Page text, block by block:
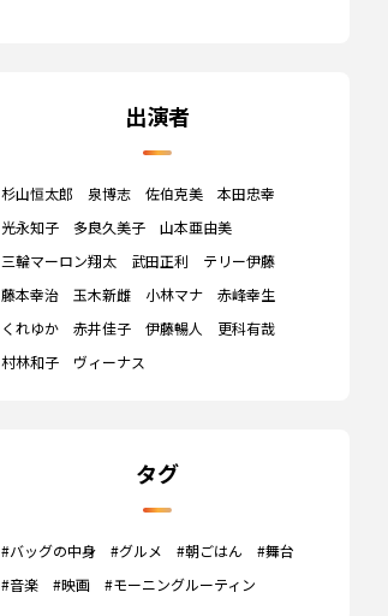
出演者
杉山恒太郎 泉博志 佐伯克美
本田忠幸
光永知子
多良久美子
山本亜由美
三輪マーロン翔太
武田正利
テリー伊藤
藤本幸治
玉木新雌 小林マナ
赤峰幸生
くれゆか
赤井佳子 伊藤暢人
更科有哉
村林和子
ヴィーナス
タグ
#バッグの中身 #グルメ #朝ごはん
#舞台
#音楽
#映画 #モーニングルーティン